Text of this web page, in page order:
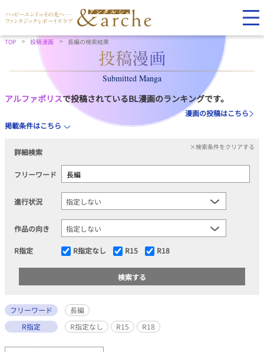
TOP 投稿漫画 長編の検索結果
Submitted Manga
アルファポリスで投稿されているBL漫画のランキングです。
漫画の投稿はこちら
掲載条件はこちら
詳細検索
×検索条件をクリアする
フリーワード
進行状況
作品の向き
R指定 R指定なし R15 R18
フリーワード
長編
R指定
R指定なし R15 R18